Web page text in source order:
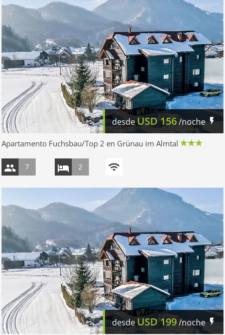
desdeUSD156/noche
Apartamento Fuchsbau/Top 2 en Grünau im Almtal
7 2
desdeUSD199/noche